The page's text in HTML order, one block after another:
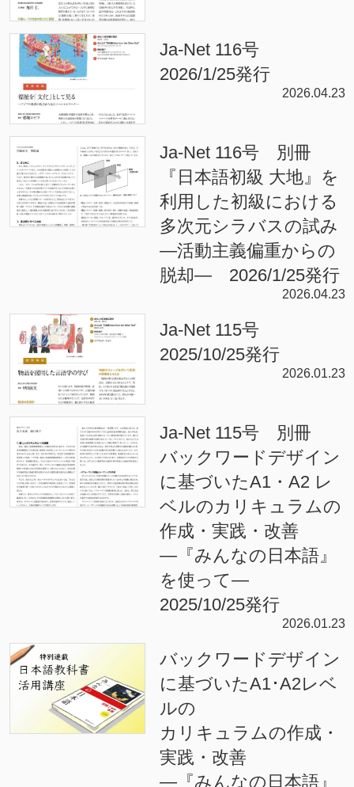
Ja-Net 116号
2026/1/25発行
2026.04.23
Ja-Net 116号 別冊
『日本語初級 大地』を
利用した初級における
多次元シラバスの試み
—活動主義偏重からの
脱却— 2026/1/25発行
2026.04.23
Ja-Net 115号
2025/10/25発行
2026.01.23
Ja-Net 115号 別冊
バックワードデザイン
に基づいたA1・A2 レ
ベルのカリキュラムの
作成・実践・改善
―『みんなの日本語』
を使って―
2025/10/25発行
2026.01.23
バックワードデザイン
に基づいたA1･A2レベ
ルの
カリキュラムの作成・
実践・改善
―『みんなの日本語』